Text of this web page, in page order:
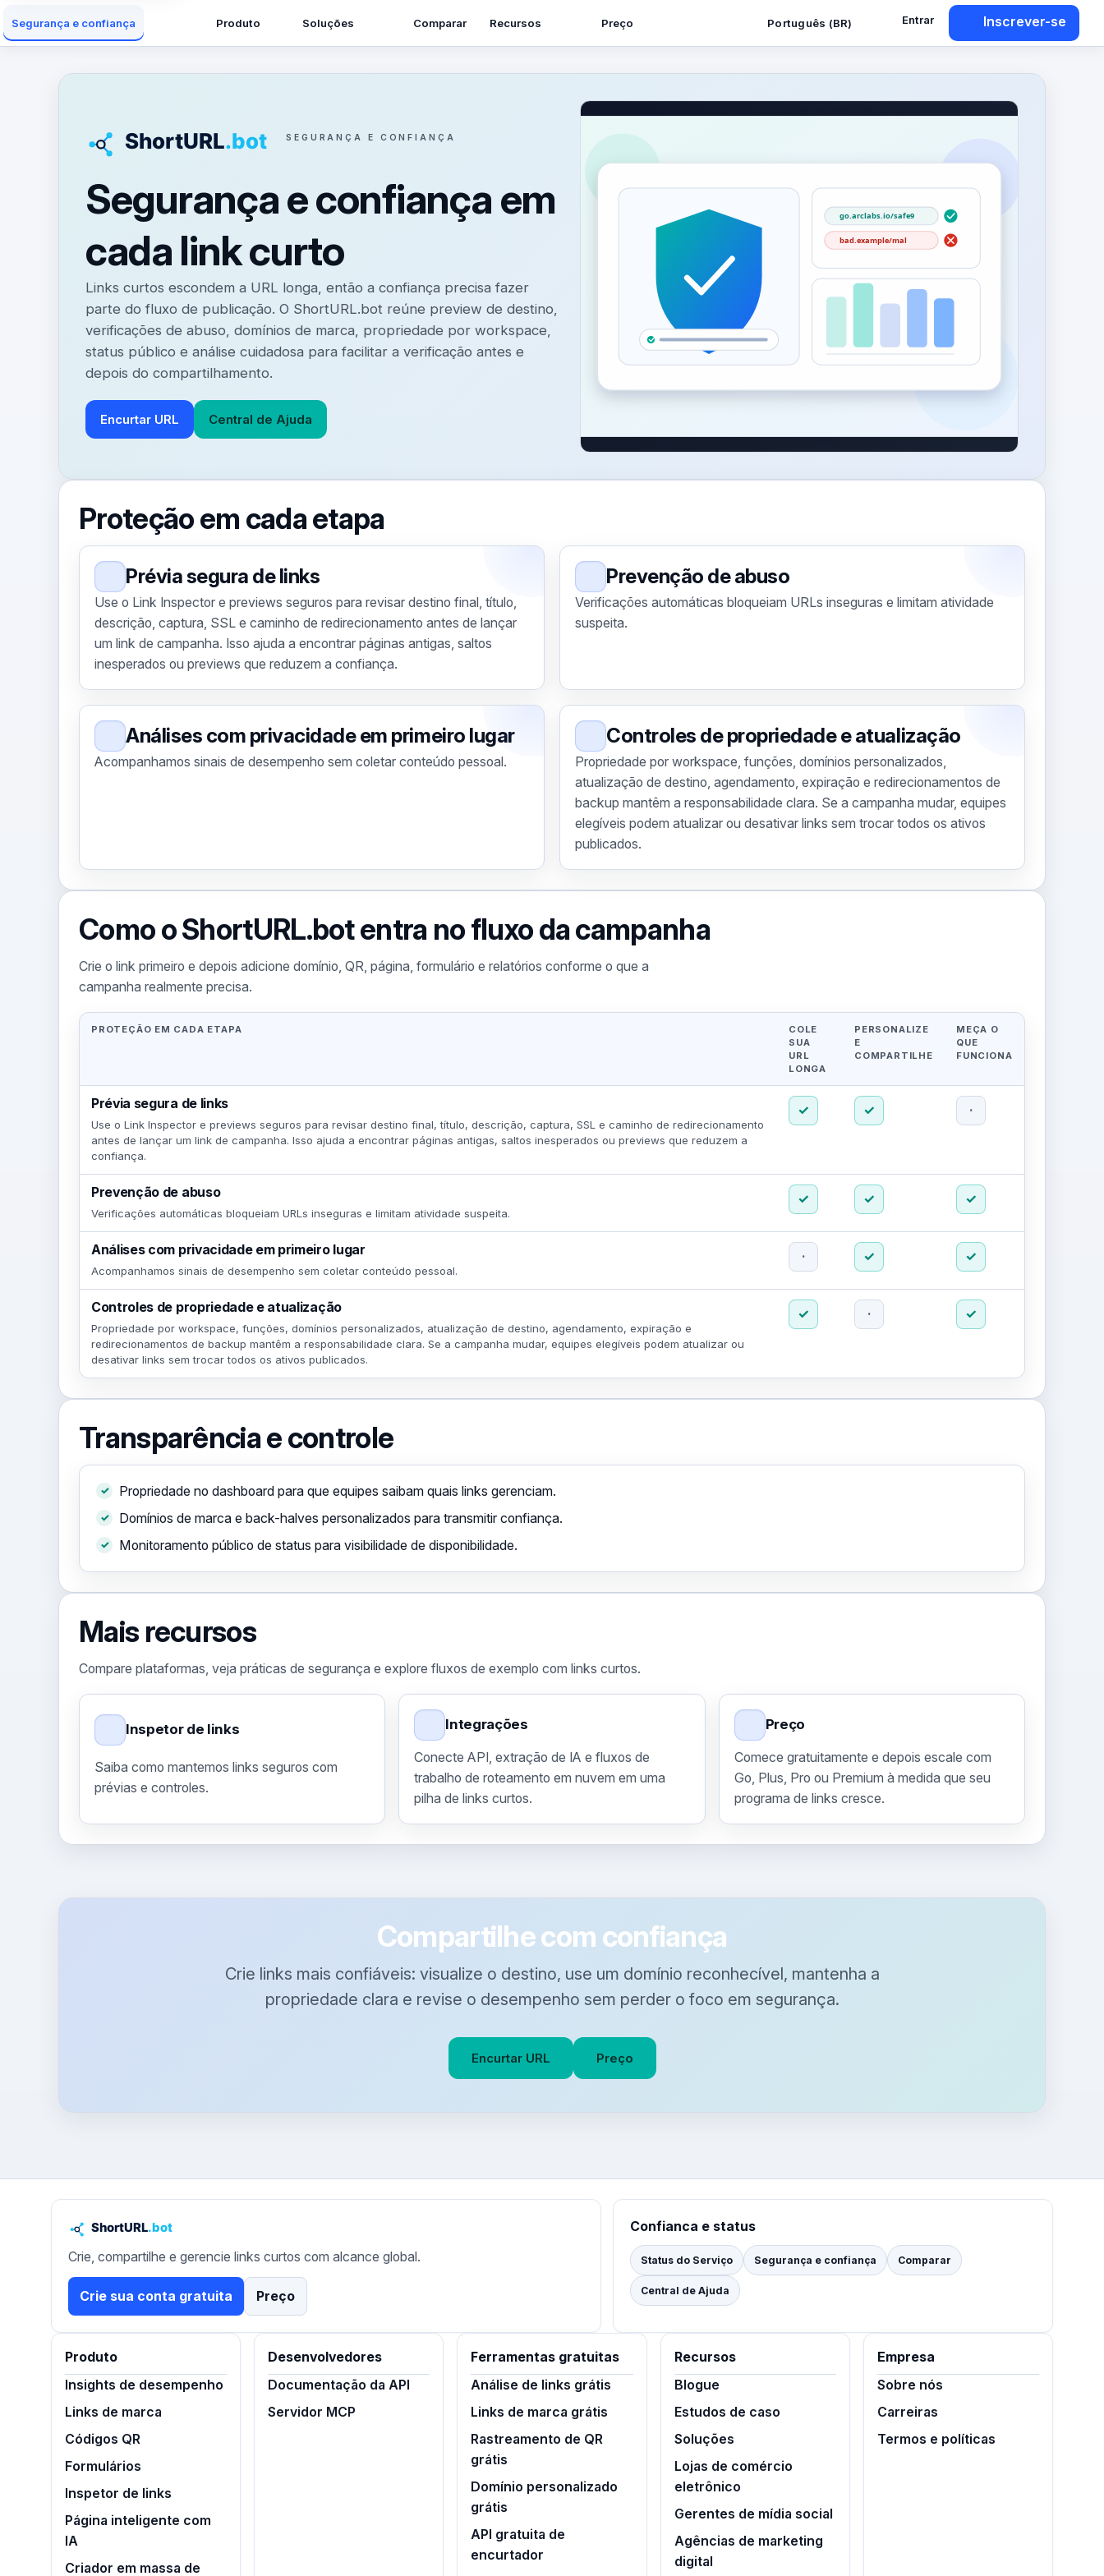
Segurança e confiança Produto Soluções Comparar Recursos Preço Português (BR) Entrar Inscrever-se
SEGURANÇA E CONFIANÇA
Segurança e confiança em
cada link curto
Links curtos escondem a URL longa, então a confiança precisa fazer
parte do fluxo de publicação. O ShortURL.bot reúne preview de destino,
verificações de abuso, domínios de marca, propriedade por workspace,
status público e análise cuidadosa para facilitar a verificação antes e
depois do compartilhamento.
Encurtar URL Central de Ajuda
Proteção em cada etapa
Prévia segura de links
Use o Link Inspector e previews seguros para revisar destino final, título,
descrição, captura, SSL e caminho de redirecionamento antes de lançar
um link de campanha. Isso ajuda a encontrar páginas antigas, saltos
inesperados ou previews que reduzem a confiança.
Prevenção de abuso
Verificações automáticas bloqueiam URLs inseguras e limitam atividade
suspeita.
Análises com privacidade em primeiro lugar
Acompanhamos sinais de desempenho sem coletar conteúdo pessoal.
Controles de propriedade e atualização
Propriedade por workspace, funções, domínios personalizados,
atualização de destino, agendamento, expiração e redirecionamentos de
backup mantêm a responsabilidade clara. Se a campanha mudar, equipes
elegíveis podem atualizar ou desativar links sem trocar todos os ativos
publicados.
Como o ShortURL.bot entra no fluxo da campanha
Crie o link primeiro e depois adicione domínio, QR, página, formulário e relatórios conforme o que a
campanha realmente precisa.
PROTEÇÃO EM CADA ETAPA
COLE
SUA
URL
LONGA
PERSONALIZE
E
COMPARTILHE
MEÇA O
QUE
FUNCIONA
Prévia segura de links
Use o Link Inspector e previews seguros para revisar destino final, título, descrição, captura, SSL e caminho de redirecionamento
antes de lançar um link de campanha. Isso ajuda a encontrar páginas antigas, saltos inesperados ou previews que reduzem a
confiança.
✓ ✓ ·
Prevenção de abuso
Verificações automáticas bloqueiam URLs inseguras e limitam atividade suspeita.
✓ ✓ ✓
Análises com privacidade em primeiro lugar
Acompanhamos sinais de desempenho sem coletar conteúdo pessoal.
· ✓ ✓
Controles de propriedade e atualização
Propriedade por workspace, funções, domínios personalizados, atualização de destino, agendamento, expiração e
redirecionamentos de backup mantêm a responsabilidade clara. Se a campanha mudar, equipes elegíveis podem atualizar ou
desativar links sem trocar todos os ativos publicados.
✓ · ✓
Transparência e controle
Propriedade no dashboard para que equipes saibam quais links gerenciam.
Domínios de marca e back-halves personalizados para transmitir confiança.
Monitoramento público de status para visibilidade de disponibilidade.
Mais recursos
Compare plataformas, veja práticas de segurança e explore fluxos de exemplo com links curtos.
Inspetor de links
Saiba como mantemos links seguros com
prévias e controles.
Integrações
Conecte API, extração de IA e fluxos de
trabalho de roteamento em nuvem em uma
pilha de links curtos.
Preço
Comece gratuitamente e depois escale com
Go, Plus, Pro ou Premium à medida que seu
programa de links cresce.
Compartilhe com confiança
Crie links mais confiáveis: visualize o destino, use um domínio reconhecível, mantenha a
propriedade clara e revise o desempenho sem perder o foco em segurança.
Encurtar URL Preço
Crie, compartilhe e gerencie links curtos com alcance global.
Crie sua conta gratuita Preço
Confianca e status
Status do Serviço Segurança e confiança Comparar
Central de Ajuda
Produto
Insights de desempenho
Links de marca
Códigos QR
Formulários
Inspetor de links
Página inteligente com
IA
Criador em massa de
Desenvolvedores
Documentação da API
Servidor MCP
Ferramentas gratuitas
Análise de links grátis
Links de marca grátis
Rastreamento de QR
grátis
Domínio personalizado
grátis
API gratuita de
encurtador
Recursos
Blogue
Estudos de caso
Soluções
Lojas de comércio
eletrônico
Gerentes de mídia social
Agências de marketing
digital
Empresa
Sobre nós
Carreiras
Termos e políticas